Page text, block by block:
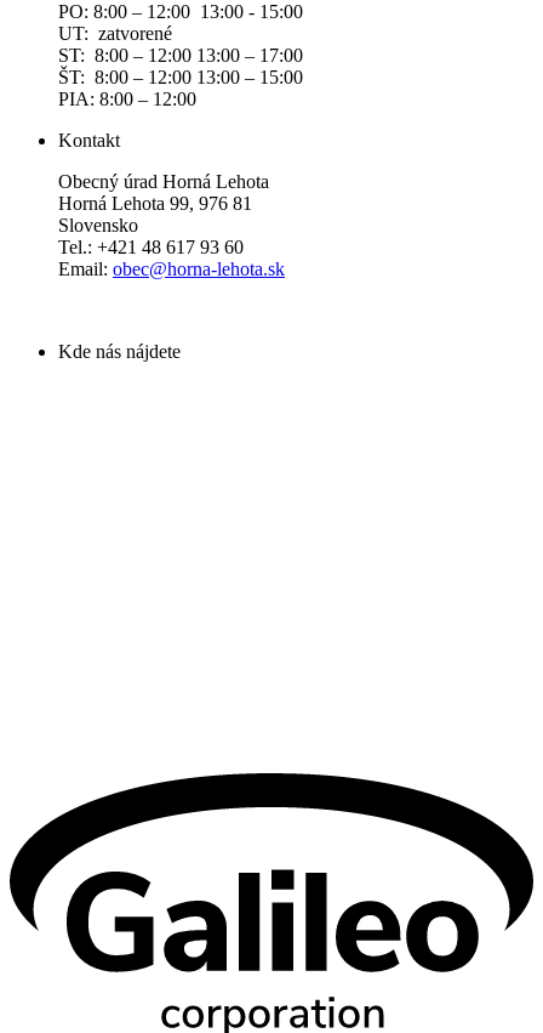
PO: 8:00 – 12:00 13:00 - 15:00
UT: zatvorené
ST: 8:00 – 12:00 13:00 – 17:00
ŠT: 8:00 – 12:00 13:00 – 15:00
PIA: 8:00 – 12:00
Kontakt
Obecný úrad Horná Lehota
Horná Lehota 99, 976 81
Slovensko
Tel.: +421 48 617 93 60
Email: obec@horna-lehota.sk
Kde nás nájdete